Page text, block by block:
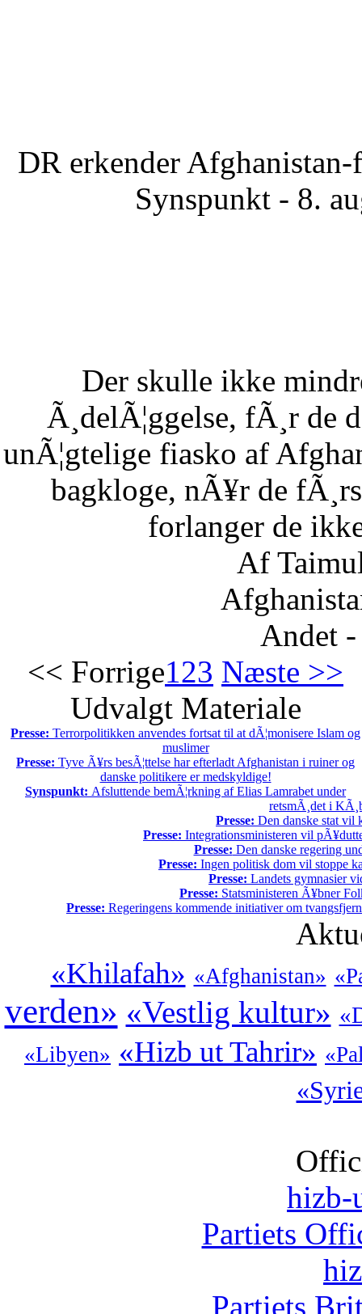
DR erkender
Synspunkt - 8.
Der skulle ikke
Ã¸delÃ¦ggelse, fÃ¸r de
unÃ¦gtelige fiasko af
bagkloge, nÃ¥r de
forlanger de
Af
Andet
<< Forrige123 Næste >>
Udvalgt Materiale
Presse: Terrorpolitikken anvendes fortsat til at dÃ¦monisere Islam og
muslimer
Presse: Tyve Ã¥rs besÃ¦ttelse har efterladt Afghanistan i ruiner og
danske politikere er medskyldige!
Synspunkt: Afsluttende bemÃ¦rkning af Elias Lamrabet under
retsmÃ¸det i
Presse: Den danske stat vil
Presse: Integrationsministeren vil
Presse: Den danske regering
Presse: Ingen politisk dom vil stoppe
Presse: Landets gymnasier
Presse: Statsministeren Ã¥bner
Presse: Regeringens kommende initiativer om
«Khilafah» «Afghanistan»
verden» «Vestlig kultur»
«Libyen» «Hizb ut Tahrir»
hizb-
Partiets
Partiets